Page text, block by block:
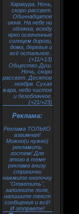
Каракура. Ночь,
скоро рассвет.
Одиннадцатое
июня. На небе ни
облачка, всюду
ярко освеченные
солнцем дороги,
дома, деревья и
всё остальное..
{+11/+13}
Общество Душ.
Ночь, скоро
рассвет. Десятое
ноября. Сухая
жара, небо чистое
и безоблачное.
{+21/+23}
Реклама:
Реклама ТОЛЬКО
взаимная!
Можно(и нужно)
рекламить
гостем! Для
этого в теме
реклама внизу
странички
нажмите кнопочку
"Ответить",
заполните поля,
напишите текст
сообщения и всё!
И отправте!